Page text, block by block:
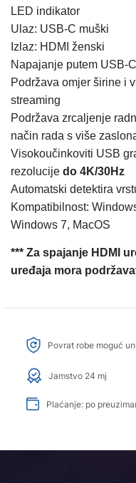
LED indikator
Ulaz: USB-C muški
Izlaz: HDMI ženski
Napajanje putem USB-C
Podržava omjer širine i
streaming
Podržava zrcaljenje
način rada s više
Visokoučinkoviti USB
rezolucije do 4K/30Hz
Automatski detektira
Kompatibilnost:
Windows 7, MacOS
*** Za spajanje HDMI
uređaja mora
Povrat robe moguć
Jamstvo 24 mj
Plaćanje: po